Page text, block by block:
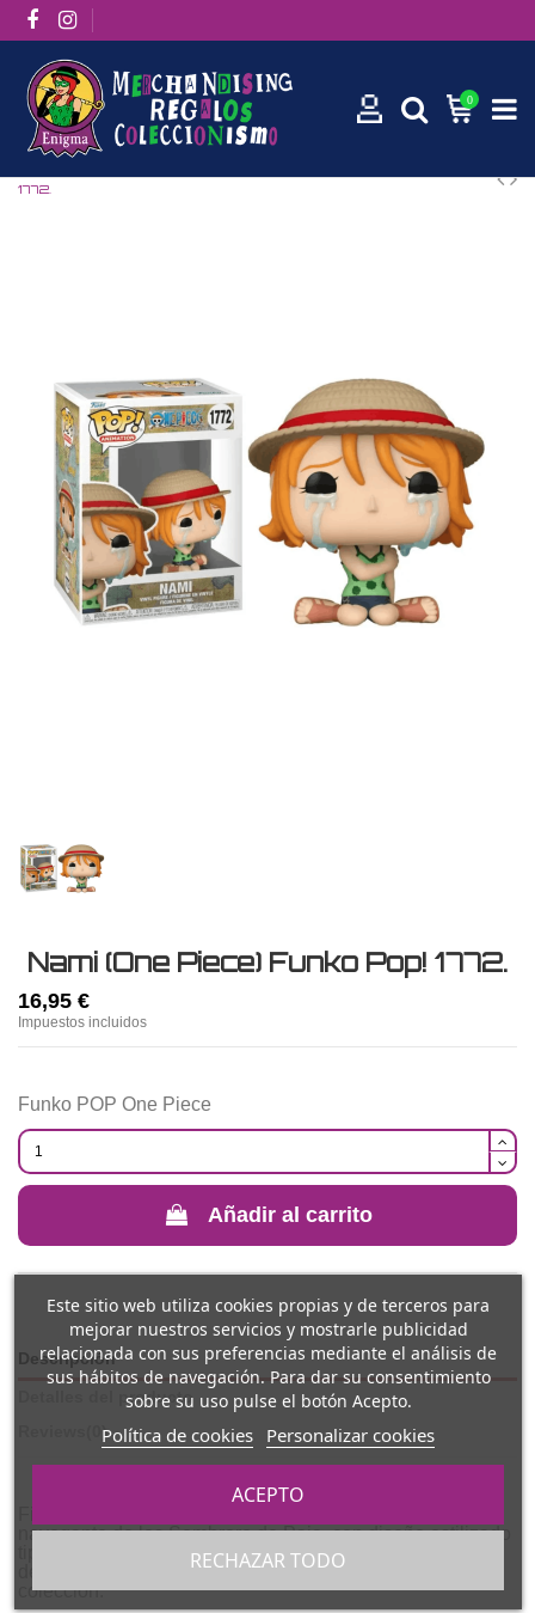
0
1772.
Nami (One Piece) Funko Pop! 1772.
16,95 €
Impuestos incluidos
Funko POP One Piece
Añadir al carrito
Descripción
Detalles del producto
(0)
navegante de los Sombrero de Paja, con diseño estilizado
tipo chibi inspirado enOne Piece. Presenta un acabado
detallado y fiel al personaje, ideal para exposición y
colección.
Este sitio web utiliza cookies propias y de terceros para
mejorar nuestros servicios y mostrarle publicidad
relacionada con sus preferencias mediante el análisis de
sus hábitos de navegación. Para dar su consentimiento
sobre su uso pulse el botón Acepto.
Política de cookies Personalizar cookies
RECHAZAR TODO
ACEPTO